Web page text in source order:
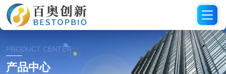
PRODUCT CENTER
产品中心